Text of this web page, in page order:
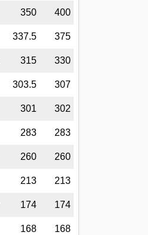
350 400
337.5 375
315 330
303.5 307
301 302
283 283
260 260
213 213
174 174
168 168